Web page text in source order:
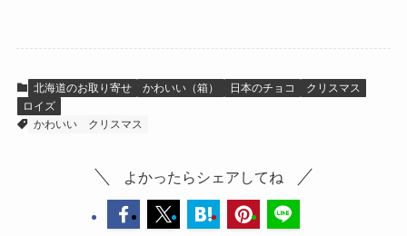
北海道のお取り寄せ かわいい（箱） 日本のチョコ
クリスマス
ロイズ
かわいい
クリスマス
よかったらシェアしてね